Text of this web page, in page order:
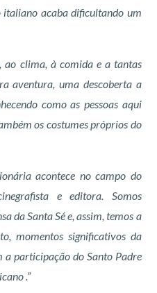
acaba dificultando um
clima, à comida e a tantas
aventura, uma descoberta a
como as pessoas aqui
os costumes próprios do
acontece no campo do
e editora. Somos
da Santa Sé e, assim, temos a
momentos significativos da
participação do Santo Padre
.”